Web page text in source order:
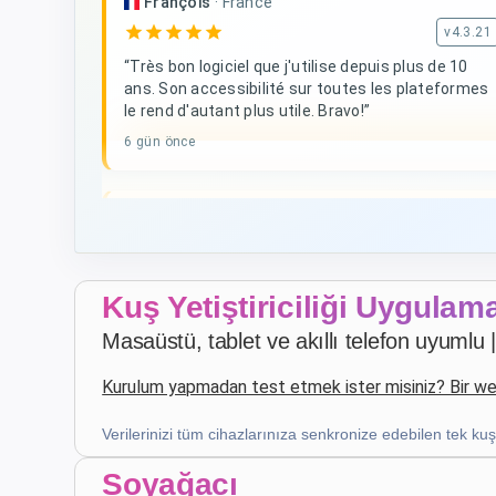
star star star star star v4.3.21
“Très bon logiciel que j'utilise depuis plus de 10
ans. Son accessibilité sur toutes les plateformes
le rend d'autant plus utile. Bravo!”
6 gün önce
starstarstarstarstar v4.3.21
Beş yıldızlı değerlendirme
3 hafta önce
Patrick Salmon ·France
starstarstarstar star v4.3.21
Kuş Yetiştiriciliği
Masaüstü, tablet ve akıllı telefon uyumlu
Kurulum yapmadan test etmek ister misiniz? Bir
Verilerinizi tüm cihazlarınıza senkronize edebilen tek kuş
Soyağacı